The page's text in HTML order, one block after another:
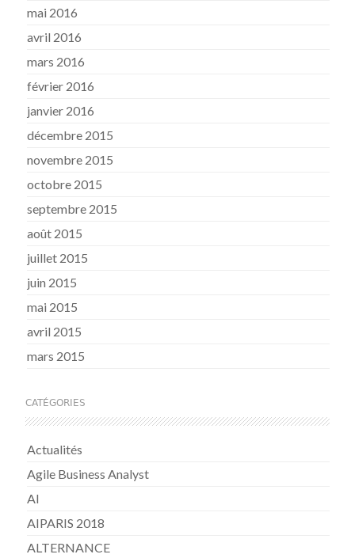
mai 2016
avril 2016
mars 2016
février 2016
janvier 2016
décembre 2015
novembre 2015
octobre 2015
septembre 2015
août 2015
juillet 2015
juin 2015
mai 2015
avril 2015
mars 2015
CATÉGORIES
Actualités
Agile Business Analyst
AI
AIPARIS 2018
ALTERNANCE